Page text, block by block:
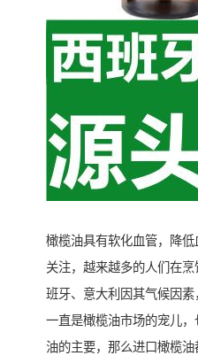
橄榄油具有软化血管，降
关注，越来越多的人们在
班牙、意大利因其气候因
一直是橄榄油市场的宠儿
油的主要，那么进口橄榄